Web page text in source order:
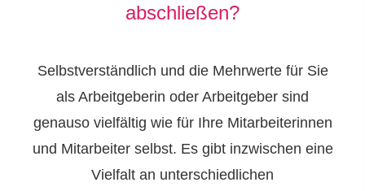
abschließen?
Selbstverständlich und die Mehrwerte für Sie
als Arbeitgeberin oder Arbeitgeber sind
genauso vielfältig wie für Ihre Mitarbeiterinnen
und Mitarbeiter selbst. Es gibt inzwischen eine
Vielfalt an unterschiedlichen